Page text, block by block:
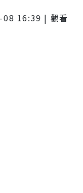
16:39 | 觀看